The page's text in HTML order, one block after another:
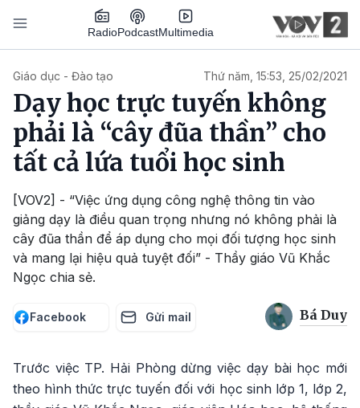
Nhảy đến nội dung
RadioPodcastMultimedia
Giáo dục - Đào tạo Thứ năm, 15:53, 25/02/2021
Dạy học trực tuyến không
phải là “cây đũa thần” cho
tất cả lứa tuổi học sinh
[VOV2] - “Việc ứng dụng công nghệ thông tin vào
giảng dạy là điều quan trọng nhưng nó không phải là
cây đũa thần để áp dụng cho mọi đối tượng học sinh
và mang lại hiệu quả tuyệt đối” - Thầy giáo Vũ Khắc
Ngọc chia sẻ.
Facebook Gửi mail Bá Duy
Trước việc TP. Hải Phòng dừng việc dạy bài học mới
theo hình thức trực tuyến đối với học sinh lớp 1, lớp 2,